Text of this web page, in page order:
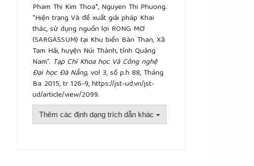
Pham Thi Kim Thoa*, Nguyen Thi Phuong.
“Hiện trạng Và đề xuất giải pháp Khai
thác, sử dụng nguồn lợi RONG MƠ
(SARGASSUM) tại Khu biển Bàn Than, Xã
Tam Hải, huyện Núi Thành, tỉnh Quảng
Nam”. Tạp Chí Khoa học Và Công nghệ
Đại học Đà Nẵng, vol 3, số p.h 88, Tháng
Ba 2015, tr 126-9, https://jst-ud.vn/jst-
ud/article/view/2099.
Thêm các định dạng trích dẫn khác